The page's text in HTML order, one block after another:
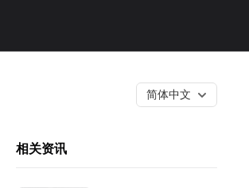
简体中文
相关资讯